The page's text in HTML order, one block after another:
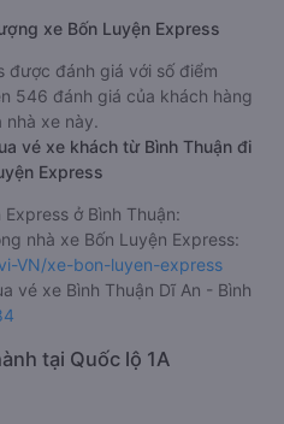
xe Bốn Luyện Express
được đánh giá với số điểm
546 đánh giá của khách hàng
xe này.
vé xe khách từ Bình Thuận đi
Express
ở Bình Thuận:
nhà xe Bốn Luyện Express:
VN/xe-bon-luyen-express
vé xe Bình Thuận Dĩ An - Bình
tại Quốc lộ 1A